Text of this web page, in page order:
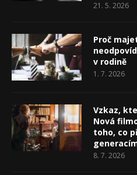
21. 5. 2026
Proč
v rodině
1. 7. 2026
Vzkaz,
Nová
toho, co
8. 7. 2026